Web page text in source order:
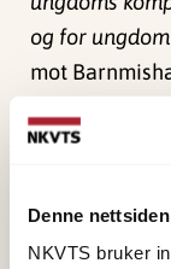
Denne
NKVTS bruker
og for
mot
Sist redigert: